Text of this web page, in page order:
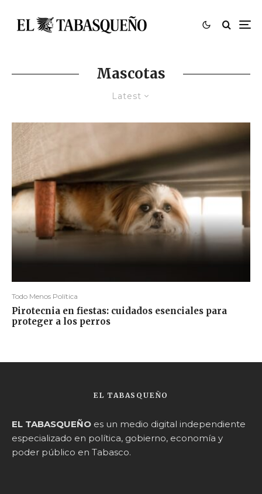
Mascotas
Latest
Todo Menos Política
Pirotecnia en fiestas: cuidados esenciales para
proteger a los perros
EL TABASQUEÑO
EL TABASQUEÑO es un medio digital independiente
especializado en política, gobierno, economía y
poder público en Tabasco.